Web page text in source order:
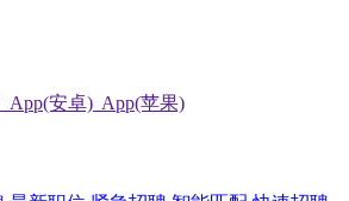
App(安卓) App(苹果)